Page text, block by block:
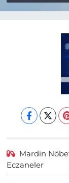
Mardin
Eczaneler